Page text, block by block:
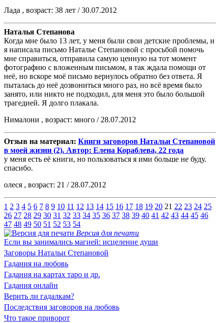
Лада , возраст: 38 лет / 30.07.2012
Наталья Степанова
Когда мне было 13 лет, у меня были свои детские проблемы, и
я написала письмо Наталье Степановой с просьбой помочь
мне справиться, отправила самую ценную на тот момент
фотографию с вложенным письмом, я так ждала помощи от
неё, но вскоре моё письмо вернулось обратно без ответа. Я
пыталась до неё дозвониться много раз, но всё время было
занято, или никто не подходил, для меня это было большой
трагедией. Я долго плакала.
Нималони , возраст: много / 28.07.2012
Отзыв на материал: Книги заговоров Натальи Степановой
в моей жизни (2). Автор: Елена Кораблева, 22 года
у меня есть её книги, но пользоваться я ими больше не буду.
спасибо.
олеся , возраст: 21 / 28.07.2012
1 2 3 4 5 6 7 8 9 10 11 12 13 14 15 16 17 18 19 20 21 22 23 24 25
26 27 28 29 30 31 32 33 34 35 36 37 38 39 40 41 42 43 44 45 46
47 48 49 50 51 52 53 54
Версия для печати
Если вы занимались магией: исцеление души
Заговоры Натальи Степановой
Гадания на любовь
Гадания на картах таро и др.
Гадания онлайн
Верить ли гадалкам?
Последствия заговоров на любовь
Что такое приворот